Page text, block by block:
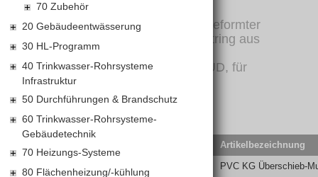
70 Zubehör
20 Gebäudeentwässerung
30 HL-Programm
40 Trinkwasser-Rohrsysteme
Infrastruktur
50 Durchführungen & Brandschutz
60 Trinkwasser-Rohrsysteme-
Gebäudetechnik
70 Heizungs-Systeme
80 Flächenheizung/-kühlung
Formstück, PVC-U, mit angeformter
Steckmuffe, mit Lippendichtring aus
Synthesekautschuk,
Anwendungskennzeichen UD, für
Erdverlegung
Artikelbezeichnung
5905485421706 PVC KG Überschieb-